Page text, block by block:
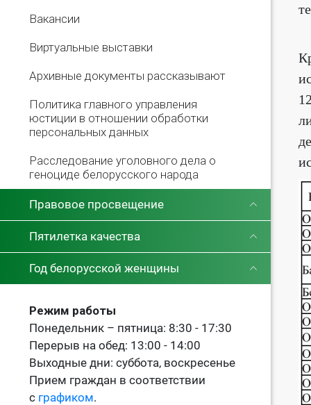
Вакансии
Виртуальные выставки
Архивные документы рассказывают
Политика главного управления
юстиции в отношении обработки
персональных данных
Расследование уголовного дела о
геноциде белорусского народа
Правовое просвещение
Пятилетка качества
Год белорусской женщины
Режим работы
Понедельник – пятница: 8:30 - 17:30
Перерыв на обед: 13:00 - 14:00
Выходные дни: суббота, воскресенье
Прием граждан в соответствии
с графиком.